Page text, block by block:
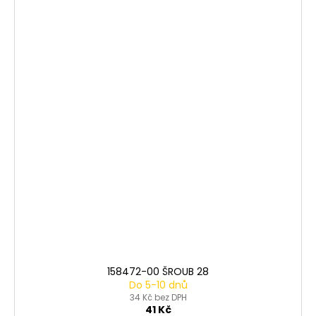
158472-00 ŠROUB 28
Do 5-10 dnů
34 Kč bez DPH
41 Kč